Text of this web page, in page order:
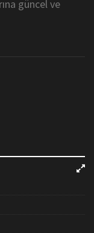
güncel ve